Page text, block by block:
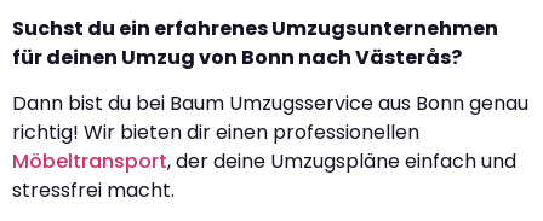
Suchst du ein erfahrenes Umzugsunternehmen
für deinen Umzug von Bonn nach Västerås?
Dann bist du bei Baum Umzugsservice aus Bonn genau
richtig! Wir bieten dir einen professionellen
Möbeltransport, der deine Umzugspläne einfach und
stressfrei macht.